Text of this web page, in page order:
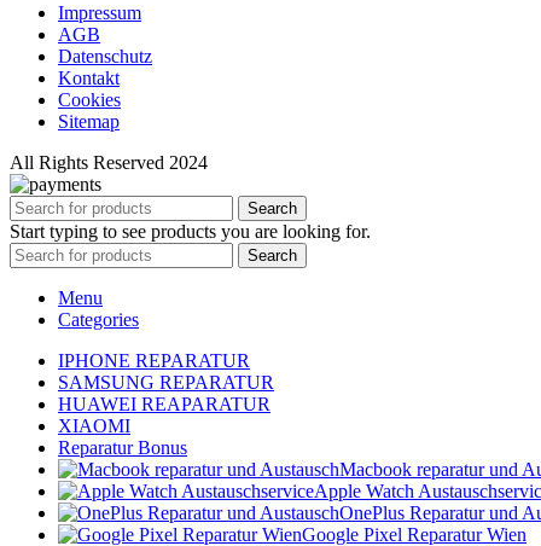
Impressum
AGB
Datenschutz
Kontakt
Cookies
Sitemap
All Rights Reserved 2024
Search
Start typing to see products you are looking for.
Search
Menu
Categories
IPHONE REPARATUR
SAMSUNG REPARATUR
HUAWEI REAPARATUR
XIAOMI
Reparatur Bonus
Macbook reparatur und
Apple Watch
OnePlus Reparatur und
Google Pixel Reparatur Wien